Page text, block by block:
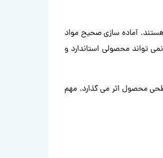
آماده سازی صحیح مواد
تواند محصولی استاندارد و
محصول اثر می گذارد. مهم